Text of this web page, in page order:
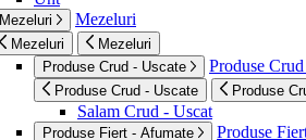
Mezeluri Mezeluri
Mezeluri
Mezeluri
Produse Crud - Uscate
Produse
Produse Crud - Uscate Produse
Salam Crud - Uscat
Produse Fiert - Afumate Produse